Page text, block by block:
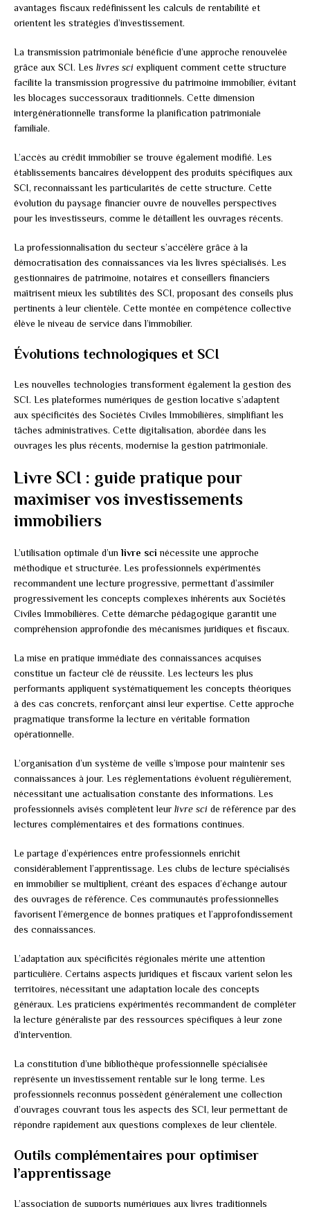
avantages fiscaux redéfinissent les calculs de rentabilité et
orientent les stratégies d’investissement.
La transmission patrimoniale bénéficie d’une approche renouvelée
grâce aux SCI. Les livres sci expliquent comment cette structure
facilite la transmission progressive du patrimoine immobilier, évitant
les blocages successoraux traditionnels. Cette dimension
intergénérationnelle transforme la planification patrimoniale
familiale.
L’accès au crédit immobilier se trouve également modifié. Les
établissements bancaires développent des produits spécifiques aux
SCI, reconnaissant les particularités de cette structure. Cette
évolution du paysage financier ouvre de nouvelles perspectives
pour les investisseurs, comme le détaillent les ouvrages récents.
La professionnalisation du secteur s’accélère grâce à la
démocratisation des connaissances via les livres spécialisés. Les
gestionnaires de patrimoine, notaires et conseillers financiers
maîtrisent mieux les subtilités des SCI, proposant des conseils plus
pertinents à leur clientèle. Cette montée en compétence collective
élève le niveau de service dans l’immobilier.
Évolutions technologiques et SCI
Les nouvelles technologies transforment également la gestion des
SCI. Les plateformes numériques de gestion locative s’adaptent
aux spécificités des Sociétés Civiles Immobilières, simplifiant les
tâches administratives. Cette digitalisation, abordée dans les
ouvrages les plus récents, modernise la gestion patrimoniale.
Livre SCI : guide pratique pour
maximiser vos investissements
immobiliers
L’utilisation optimale d’un livre sci nécessite une approche
méthodique et structurée. Les professionnels expérimentés
recommandent une lecture progressive, permettant d’assimiler
progressivement les concepts complexes inhérents aux Sociétés
Civiles Immobilières. Cette démarche pédagogique garantit une
compréhension approfondie des mécanismes juridiques et fiscaux.
La mise en pratique immédiate des connaissances acquises
constitue un facteur clé de réussite. Les lecteurs les plus
performants appliquent systématiquement les concepts théoriques
à des cas concrets, renforçant ainsi leur expertise. Cette approche
pragmatique transforme la lecture en véritable formation
opérationnelle.
L’organisation d’un système de veille s’impose pour maintenir ses
connaissances à jour. Les réglementations évoluent régulièrement,
nécessitant une actualisation constante des informations. Les
professionnels avisés complètent leur livre sci de référence par des
lectures complémentaires et des formations continues.
Le partage d’expériences entre professionnels enrichit
considérablement l’apprentissage. Les clubs de lecture spécialisés
en immobilier se multiplient, créant des espaces d’échange autour
des ouvrages de référence. Ces communautés professionnelles
favorisent l’émergence de bonnes pratiques et l’approfondissement
des connaissances.
L’adaptation aux spécificités régionales mérite une attention
particulière. Certains aspects juridiques et fiscaux varient selon les
territoires, nécessitant une adaptation locale des concepts
généraux. Les praticiens expérimentés recommandent de compléter
la lecture généraliste par des ressources spécifiques à leur zone
d’intervention.
La constitution d’une bibliothèque professionnelle spécialisée
représente un investissement rentable sur le long terme. Les
professionnels reconnus possèdent généralement une collection
d’ouvrages couvrant tous les aspects des SCI, leur permettant de
répondre rapidement aux questions complexes de leur clientèle.
Outils complémentaires pour optimiser
l’apprentissage
L’association de supports numériques aux livres traditionnels